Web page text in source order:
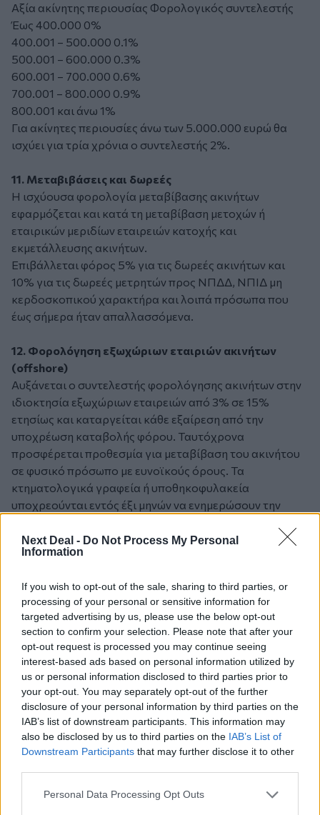
Next Deal - Do Not Process My Personal
Information
If you wish to opt-out of the sale, sharing to third parties, or
processing of your personal or sensitive information for
targeted advertising by us, please use the below opt-out
section to confirm your selection. Please note that after your
opt-out request is processed you may continue seeing
interest-based ads based on personal information utilized by
us or personal information disclosed to third parties prior to
your opt-out. You may separately opt-out of the further
disclosure of your personal information by third parties on the
IAB’s list of downstream participants. This information may
also be disclosed by us to third parties on the IAB’s List of
Downstream Participants that may further disclose it to other
Personal Data Processing Opt Outs
Αξία ακίνητης περιουσίας Φορολογικός συντελεστής
Έως 400.000 0%
400.001 – 500.000 0.1%
500.001 – 600.000 0.3%
600.001 – 700.000 0.6%
700.001 – 800.000 0.9%
800.001 και άνω 1%
Για ακίνητες περιουσίες άνω των 5.000.000 ευρώ θα
ισχύει για τρία χρόνια ο συντελεστής 2%.
11. Μεταβιβάσεις και δωρεές
Η ισχύουσα φορολογία μεταβίβασης ακινήτων
εφαρμόζεται και κατά τη μεταβίβαση μετοχών ή
εταιρικών μεριδίων εταιρειών κατοχής και
εκμετάλλευσης ακινήτων.
Επιβάλλεται φόρος 5% για τις δωρεές ακινήτων και
10% για τις δωρεές μετρητών προς ΝΠΔΔ, ΝΠΙΔ μη
κερδοσκοπικού χαρακτήρα και λοιπά πρόσωπα που
έως σήμερα ήταν απαλλασσόμενα.
12. Φορολόγηση εξωχώριων εταιριών ακινήτων
(offshore)
Αυξάνεται ο συντελεστής φορολόγησης ακινήτων στην
ιδιοκτησία εξωχώριων εταιρειών από 3% σε 15%
ετησίως και καταργείται κάθε εξαίρεση από την
υποχρέωση καταβολής φόρου. Ταυτόχρονα
προσφέρεται προθεσμία για μεταβίβαση του ακινήτου
σε φυσικό πρόσωπο με ευνοϊκούς όρους. Τα
κτηματολογικά γραφεία ή υποθηκοφυλακεία
υποχρεούνται εντός έξι μηνών να ενημερώσουν την
αποτελούν ιδιοκτησία εξωχώριων εταιρειών.
Υποχρεούνται επίσης να κοινοποιούν στη ΓΓΠΣ κάθε
Παράλληλα ενεργοποιείται η Υπηρεσία Έρευνας &
Ελέγχου Τιμών (ΥΠ.Ε.Ε.Τ.) για την συλλογή
πληροφοριών για τις εταιρείες που βρίσκονται
εγκατεστημένες σε προνομιακά φορολογικά
καθεστώτα και εφαρμόζεται ενδελεχής έλεγχος
εταιριών στις οποίες μέτοχος είναι εξωχώρια εταιρία.
13. Φορολόγηση της εκκλησιαστικής περιουσίας
Η ακίνητη περιουσία της εκκλησίας φορολογείται όπως
και των άλλων ΝΠΔΔ κοινωφελούς σκοπού.
και των ιερών μονών και φορολογούνται με συντελεστή